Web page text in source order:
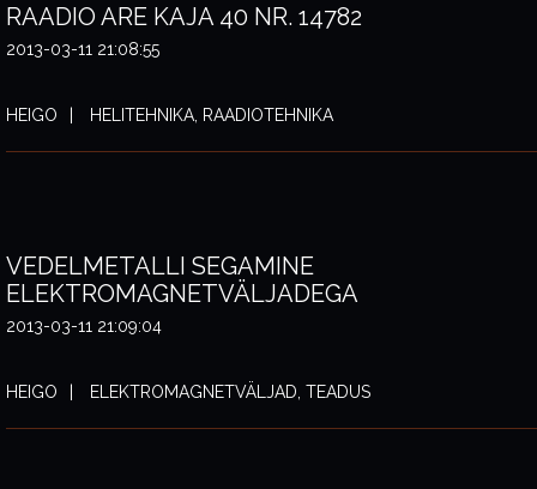
RAADIO ARE KAJA 40 NR. 14782
2013-03-11 21:08:55
HEIGO HELITEHNIKA, RAADIOTEHNIKA
VEDELMETALLI SEGAMINE
ELEKTROMAGNETVÄLJADEGA
2013-03-11 21:09:04
HEIGO ELEKTROMAGNETVÄLJAD, TEADUS